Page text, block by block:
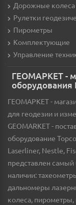
Дорожные
Рулетки
Пирометры
Комплектующие
Управление
ГЕОМАРКЕТ -
ГЕОМАРКЕТ -
для геодезии и
GEOMARKET -
оборудование
Laserliner, Nestle,
представлен
наличии:
дальномеры
колеса,